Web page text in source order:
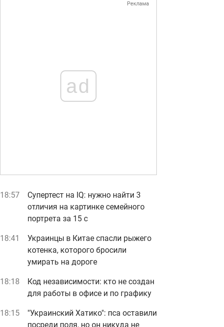
Реклама
ad
18:57
Супертест на IQ: нужно найти 3
отличия на картинке семейного
портрета за 15 с
18:41
Украинцы в Китае спасли рыжего
котенка, которого бросили
умирать на дороге
18:18
Код независимости: кто не создан
для работы в офисе и по графику
18:15
"Украинский Хатико": пса оставили
посреди поля, но он никуда не